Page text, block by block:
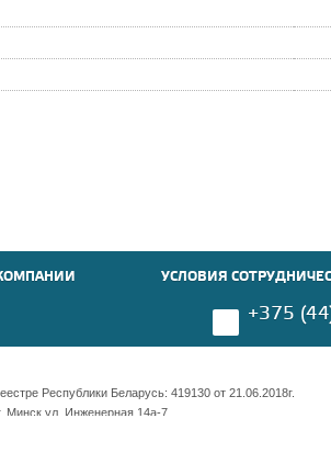
УСЛОВИЯ
+375
Республики Беларусь: 419130 от 21.06.2018г.
Минск ул. Инженерная 14а-7